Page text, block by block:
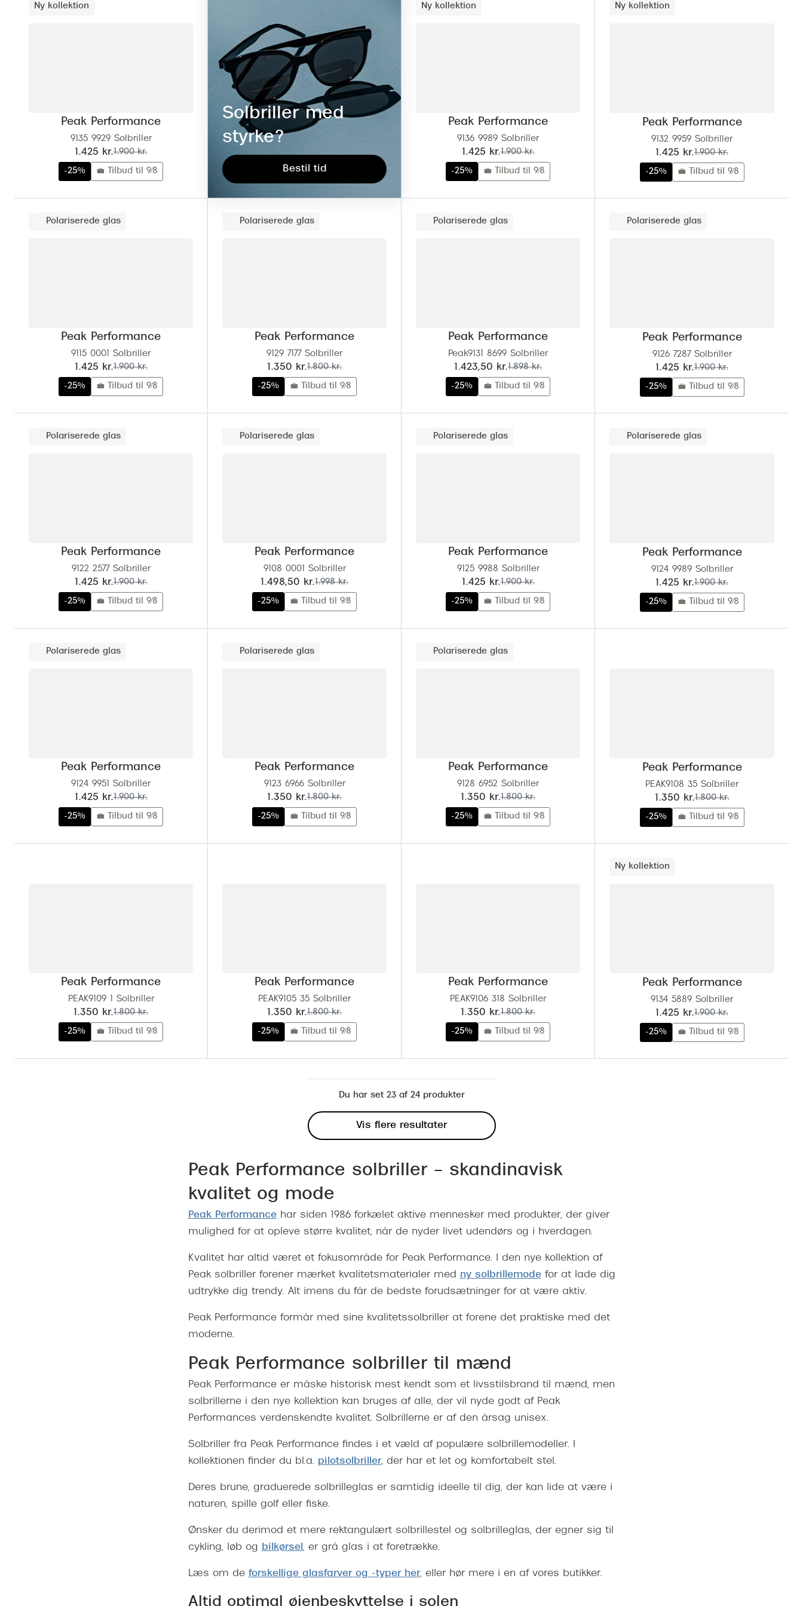
Ny kollektion
Peak Performance
9135 9929 Solbriller
nu:
1.425 kr.før:
1.900 kr.
-25% 💼 Tilbud til 9/8
Solbriller med
styrke?
Bestil tid
Ny kollektion
Peak Performance
9136 9989 Solbriller
nu:
1.425 kr.før:
1.900 kr.
-25% 💼 Tilbud til 9/8
Ny kollektion
Peak Performance
9132 9959 Solbriller
nu:
1.425 kr.før:
1.900 kr.
-25% 💼 Tilbud til 9/8
Polariserede glas
Peak Performance
9115 0001 Solbriller
nu:
1.425 kr.før:
1.900 kr.
-25% 💼 Tilbud til 9/8
Polariserede glas
Peak Performance
9129 7177 Solbriller
nu:
1.350 kr.før:
1.800 kr.
-25% 💼 Tilbud til 9/8
Polariserede glas
Peak Performance
Peak9131 8699 Solbriller
nu:
1.423,50 kr.før:
1.898 kr.
-25% 💼 Tilbud til 9/8
Polariserede glas
Peak Performance
9126 7287 Solbriller
nu:
1.425 kr.før:
1.900 kr.
-25% 💼 Tilbud til 9/8
Polariserede glas
Peak Performance
9122 2577 Solbriller
nu:
1.425 kr.før:
1.900 kr.
-25% 💼 Tilbud til 9/8
Polariserede glas
Peak Performance
9108 0001 Solbriller
nu:
1.498,50 kr.før:
1.998 kr.
-25% 💼 Tilbud til 9/8
Polariserede glas
Peak Performance
9125 9988 Solbriller
nu:
1.425 kr.før:
1.900 kr.
-25% 💼 Tilbud til 9/8
Polariserede glas
Peak Performance
9124 9989 Solbriller
nu:
1.425 kr.før:
1.900 kr.
-25% 💼 Tilbud til 9/8
Polariserede glas
Peak Performance
9124 9951 Solbriller
nu:
1.425 kr.før:
1.900 kr.
-25% 💼 Tilbud til 9/8
Polariserede glas
Peak Performance
9123 6966 Solbriller
nu:
1.350 kr.før:
1.800 kr.
-25% 💼 Tilbud til 9/8
Polariserede glas
Peak Performance
9128 6952 Solbriller
nu:
1.350 kr.før:
1.800 kr.
-25% 💼 Tilbud til 9/8
Peak Performance
PEAK9108 35 Solbriller
nu:
1.350 kr.før:
1.800 kr.
-25% 💼 Tilbud til 9/8
Peak Performance
PEAK9109 1 Solbriller
nu:
1.350 kr.før:
1.800 kr.
-25% 💼 Tilbud til 9/8
Peak Performance
PEAK9105 35 Solbriller
nu:
1.350 kr.før:
1.800 kr.
-25% 💼 Tilbud til 9/8
Peak Performance
PEAK9106 318 Solbriller
nu:
1.350 kr.før:
1.800 kr.
-25% 💼 Tilbud til 9/8
Ny kollektion
Peak Performance
9134 5889 Solbriller
nu:
1.425 kr.før:
1.900 kr.
-25% 💼 Tilbud til 9/8
Du har set 23 af 24 produkter
Vis flere resultater
Peak Performance solbriller – skandinavisk
kvalitet og mode
Peak Performancehar siden 1986 forkælet aktive mennesker med produkter, der giver
mulighed for at opleve større kvalitet, når de nyder livet udendørs og i hverdagen.
Kvalitet har altid været et fokusområde for Peak Performance. I den nye kollektion af
Peak solbriller forener mærket kvalitetsmaterialer med ny solbrillemodefor at lade dig
udtrykke dig trendy. Alt imens du får de bedste forudsætninger for at være aktiv.
Peak Performance formår med sine kvalitetssolbriller at forene det praktiske med det
moderne.
Peak Performance solbriller til mænd
Peak Performance er måske historisk mest kendt som et livsstilsbrand til mænd, men
solbrillerne i den nye kollektion kan bruges af alle, der vil nyde godt af Peak
Performances verdenskendte kvalitet. Solbrillerne er af den årsag unisex.
Solbriller fra Peak Performance findes i et væld af populære solbrillemodeller. I
kollektionen finder du bl.a. pilotsolbriller, der har et let og komfortabelt stel.
Deres brune, graduerede solbrilleglas er samtidig ideelle til dig, der kan lide at være i
naturen, spille golf eller fiske.
Ønsker du derimod et mere rektangulært solbrillestel og solbrilleglas, der egner sig til
cykling, løb og
bilkørsel , er grå glas i at foretrække.
Læs om de forskellige glasfarver og -typer her, eller hør mere i en af vores butikker.
Altid optimal øjenbeskyttelse i solen